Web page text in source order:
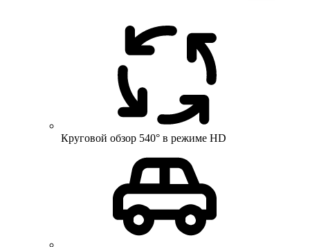
Круговой обзор 540° в режиме HD